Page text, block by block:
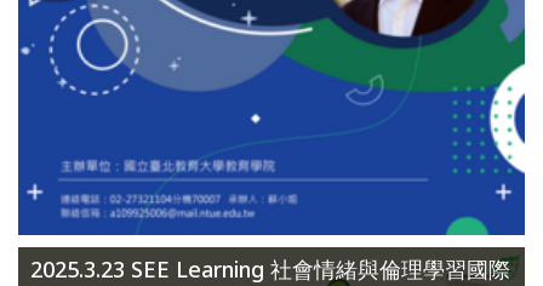
2025.3.23 SEE Learning 社會情緒與倫理學習國際